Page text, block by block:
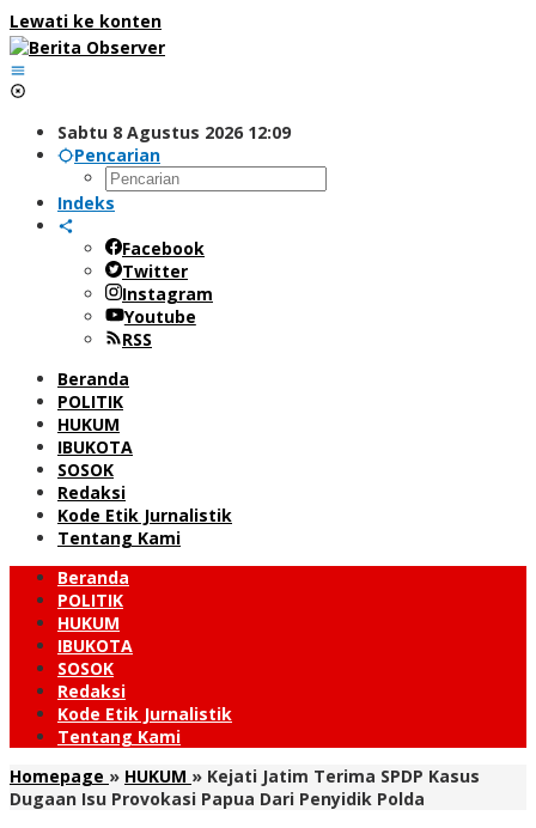
Lewati ke konten
Sabtu 8 Agustus 2026 12:09
Pencarian
Indeks
Facebook
Twitter
Instagram
Youtube
RSS
Beranda
POLITIK
HUKUM
IBUKOTA
SOSOK
Redaksi
Kode Etik Jurnalistik
Tentang Kami
Beranda
POLITIK
HUKUM
IBUKOTA
SOSOK
Redaksi
Kode Etik Jurnalistik
Tentang Kami
Homepage » HUKUM » Kejati Jatim Terima SPDP Kasus
Dugaan Isu Provokasi Papua Dari Penyidik Polda